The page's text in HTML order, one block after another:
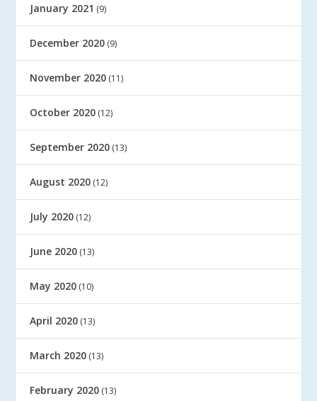
January 2021 (9)
December 2020 (9)
November 2020 (11)
October 2020 (12)
September 2020 (13)
August 2020 (12)
July 2020 (12)
June 2020 (13)
May 2020 (10)
April 2020 (13)
March 2020 (13)
February 2020 (13)